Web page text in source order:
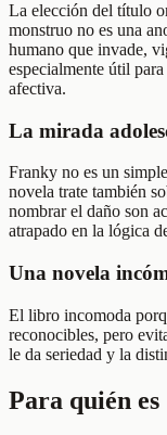
La elección del título
monstruo no es una
humano que invade,
especialmente útil
afectiva.
La mirada
Franky no es un
novela trate también
nombrar el daño son
atrapado en la lógica
Una novela
El libro incomoda
reconocibles, pero
le da seriedad y la
Para quién es